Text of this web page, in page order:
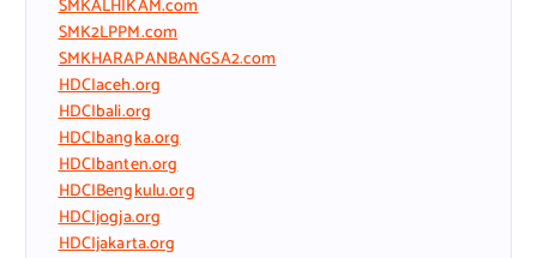
SMKALHIKAM.com
SMK2LPPM.com
SMKHARAPANBANGSA2.com
HDCIaceh.org
HDCIbali.org
HDCIbangka.org
HDCIbanten.org
HDCIBengkulu.org
HDCIjogja.org
HDCIjakarta.org